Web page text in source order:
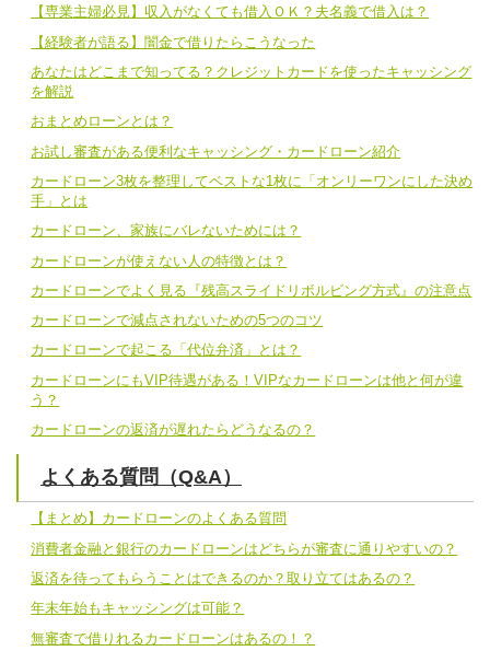
【専業主婦必見】収入がなくても借入ＯＫ？夫名義で借入は？
【経験者が語る】闇金で借りたらこうなった
あなたはどこまで知ってる？クレジットカードを使ったキャッシング
を解説
おまとめローンとは？
お試し審査がある便利なキャッシング・カードローン紹介
カードローン3枚を整理してベストな1枚に「オンリーワンにした決め
手」とは
カードローン、家族にバレないためには？
カードローンが使えない人の特徴とは？
カードローンでよく見る『残高スライドリボルビング方式』の注意点
カードローンで減点されないための5つのコツ
カードローンで起こる「代位弁済」とは？
カードローンにもVIP待遇がある！VIPなカードローンは他と何が違
う？
カードローンの返済が遅れたらどうなるの？
よくある質問（Q&A）
【まとめ】カードローンのよくある質問
消費者金融と銀行のカードローンはどちらが審査に通りやすいの？
返済を待ってもらうことはできるのか？取り立てはあるの？
年末年始もキャッシングは可能？
無審査で借りれるカードローンはあるの！？